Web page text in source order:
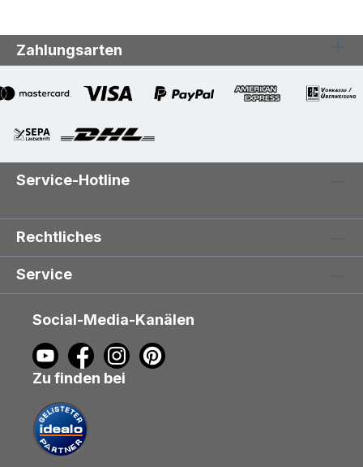
Zahlungsarten
Service-Hotline
Rechtliches
Service
Social-Media-Kanälen
Zu finden bei